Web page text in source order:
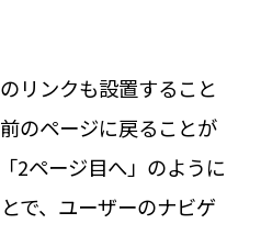
リンクも設置すること
のページに戻ることが
2ページ目へ」のように
で、ユーザーのナビゲ